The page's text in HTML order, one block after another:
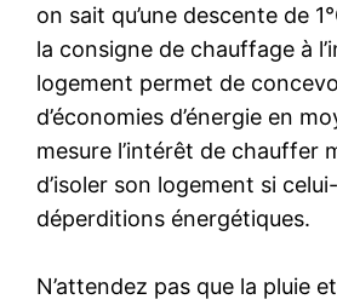
on sait qu’une descente de
la consigne de chauffage à
logement permet de
d’économies d’énergie en
mesure l’intérêt de chauffer
d’isoler son logement si
déperditions énergétiques.
N’attendez pas que la pluie